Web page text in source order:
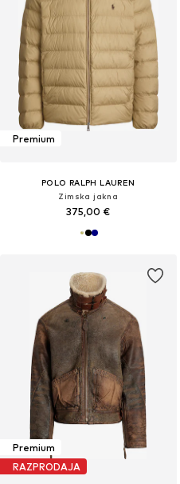
Premium
POLO RALPH LAUREN
Zimska jakna
375,00 €
Premium
RAZPRODAJA